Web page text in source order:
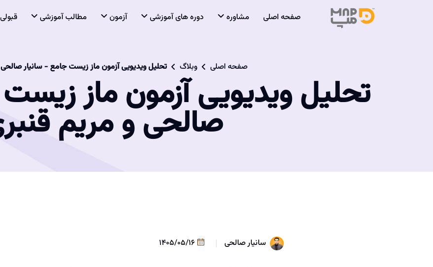
صفحه اصلی مشاوره دوره های آموزشی آزمون مطالب آموزشی
صفحه اصلی وبلاگ تحلیل ویدیویی آزمون ماز زیست جامع - سانیار
تحلیل ویدیویی آزمون ماز
صالحی و مریم
سانیار صالحی